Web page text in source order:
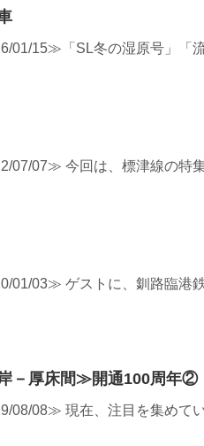
01/15≫「SL冬の湿原号」「
07/07≫ 今回は、標津線の特
01/03≫ ゲストに、釧路臨港
－厚床間≫開通100周年②
08/08≫ 現在、注目を集めて